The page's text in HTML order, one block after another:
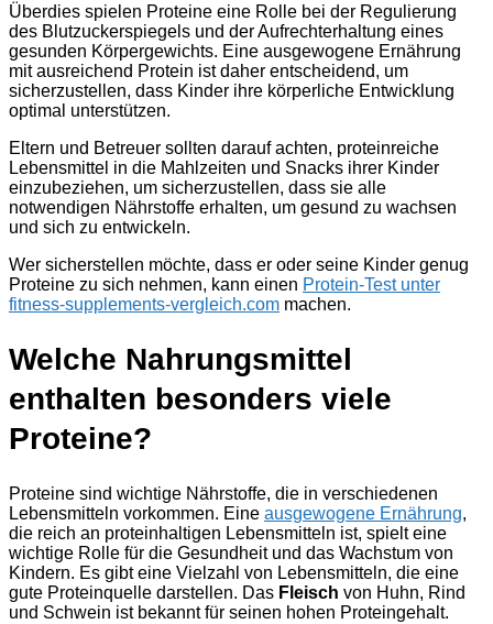
Überdies spielen Proteine eine Rolle bei der Regulierung
des Blutzuckerspiegels und der Aufrechterhaltung eines
gesunden Körpergewichts. Eine ausgewogene Ernährung
mit ausreichend Protein ist daher entscheidend, um
sicherzustellen, dass Kinder ihre körperliche Entwicklung
optimal unterstützen.
Eltern und Betreuer sollten darauf achten, proteinreiche
Lebensmittel in die Mahlzeiten und Snacks ihrer Kinder
einzubeziehen, um sicherzustellen, dass sie alle
notwendigen Nährstoffe erhalten, um gesund zu wachsen
und sich zu entwickeln.
Wer sicherstellen möchte, dass er oder seine Kinder genug
Proteine zu sich nehmen, kann einen Protein-Test unter
fitness-supplements-vergleich.com machen.
Welche Nahrungsmittel
enthalten besonders viele
Proteine?
Proteine sind wichtige Nährstoffe, die in verschiedenen
Lebensmitteln vorkommen. Eine ausgewogene Ernährung,
die reich an proteinhaltigen Lebensmitteln ist, spielt eine
wichtige Rolle für die Gesundheit und das Wachstum von
Kindern. Es gibt eine Vielzahl von Lebensmitteln, die eine
gute Proteinquelle darstellen. Das Fleisch von Huhn, Rind
und Schwein ist bekannt für seinen hohen Proteingehalt.